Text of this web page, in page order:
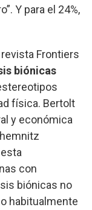
Y para el 24%,
Frontiers
biónicas
física. Bertolt
y económica
con
biónicas no
habitualmente